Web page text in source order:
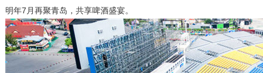
明年7月再聚青岛，共享啤酒盛宴。